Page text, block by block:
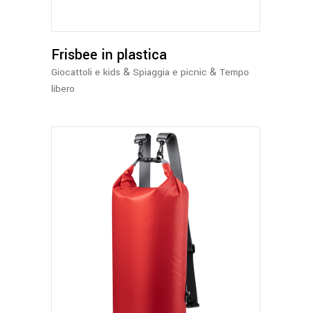
opzioni
possono
essere
del
prodotto
Frisbee in plastica
Giocattoli e kids & Spiaggia e picnic & Tempo
libero
Questo
prodotto
varianti.